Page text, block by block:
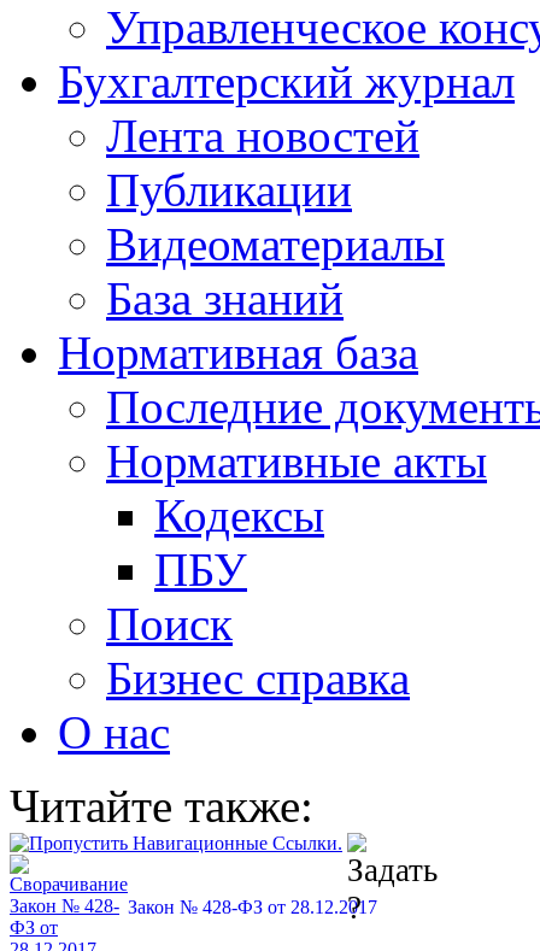
Управленческое
Бухгалтерский журнал
Лента новостей
Публикации
Видеоматериалы
База знаний
Нормативная база
Последние
Нормативные акты
Кодексы
ПБУ
Поиск
Бизнес справка
О нас
Читайте также:
Закон № 428-ФЗ от 28.12.2017